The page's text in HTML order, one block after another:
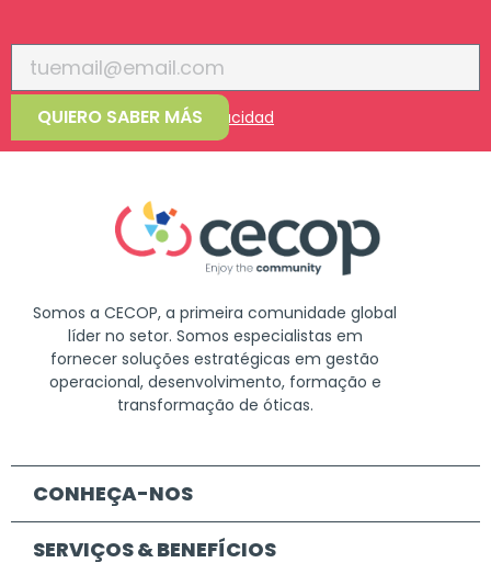
Acepto lapolítica de privacidad
QUIERO SABER MÁS
Somos a CECOP, a primeira comunidade global
líder no setor. Somos especialistas em
fornecer soluções estratégicas em gestão
operacional, desenvolvimento, formação e
transformação de óticas.
CONHEÇA-NOS
SERVIÇOS & BENEFÍCIOS